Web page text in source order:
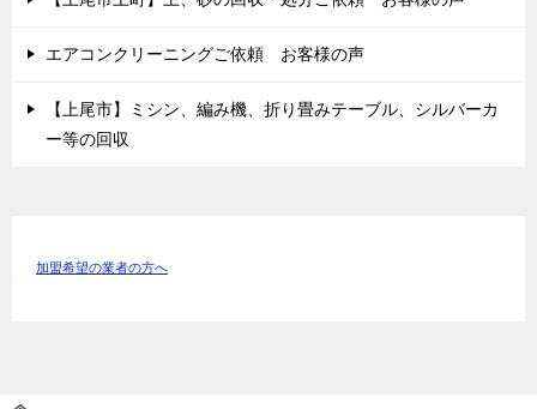
エアコンクリーニングご依頼 お客様の声
【上尾市】ミシン、編み機、折り畳みテーブル、シルバーカ
ー等の回収
加盟希望の業者の方へ